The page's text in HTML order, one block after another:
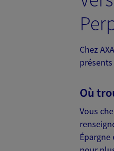
N°
Chez
Où
Vous